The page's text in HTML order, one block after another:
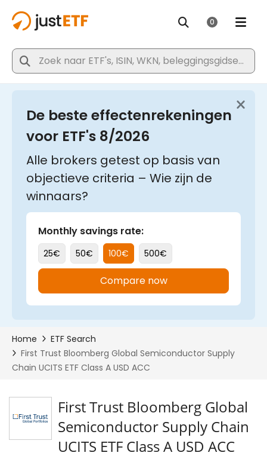
First Trust Bloomberg Global
Semiconductor Supply Chain
UCITS ETF Class A USD ACC